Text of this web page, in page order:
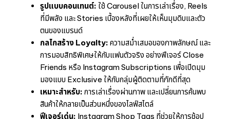
รูปแบบคอนเทนต์: ใช้ Carousel ในการเล่าเรื่อง, Reels
ที่มีพลัง และ Stories เบื้องหลังที่เผยให้เห็นมุมดิบและตัว
ตนของแบรนด์
กลไกสร้าง Loyalty: ความสม่ำเสมอของภาพลักษณ์ และ
การมอบสิทธิพิเศษให้กับแฟนตัวจริง อย่างฟีเจอร์ Close
Friends หรือ Instagram Subscriptions เพื่อเปิดมุม
มองแบบ Exclusive ให้กับกลุ่มผู้ติดตามที่ภักดีที่สุด
เหมาะสำหรับ: การเล่าเรื่องผ่านภาพ และเปลี่ยนการค้นพบ
สินค้าให้กลายเป็นส่วนหนึ่งของไลฟ์สไตล์
ฟีเจอร์เด่น: Instagram Shop Tags ที่ช่วยให้การช้อป